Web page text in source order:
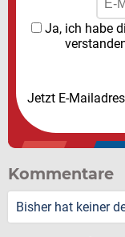
Ja, ich habe
Jetzt E-
Kommentare
Bisher hat keiner